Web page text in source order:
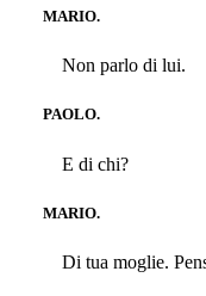
MARIO.
Non parlo di lui.
PAOLO.
E di chi?
MARIO.
Di tua moglie.